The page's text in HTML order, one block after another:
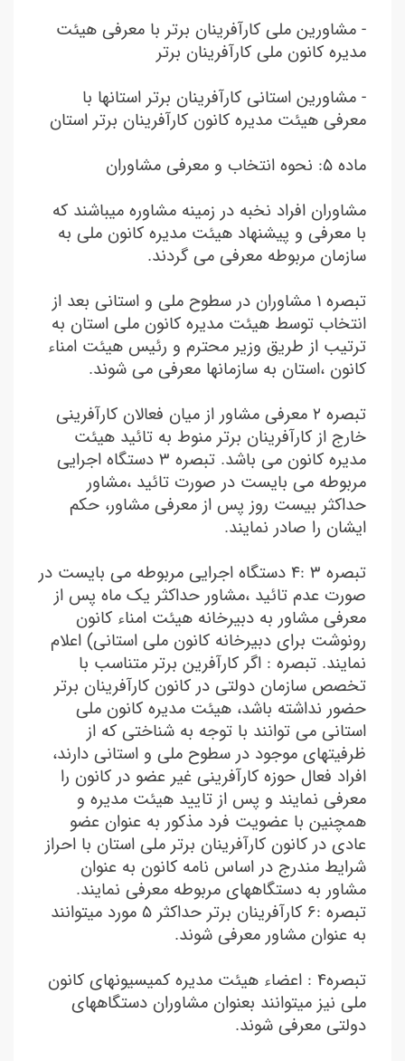
- مشاورین ملی کارآفرینان برتر با معرفی هیئت
مدیره کانون ملی کارآفرینان برتر
- مشاورین استانی کارآفرینان برتر استانها با
معرفی هیئت مدیره کانون کارآفرینان برتر استان
ماده ٥: نحوه انتخاب و معرفی مشاوران
مشاوران افراد نخبه در زمینه مشاوره میباشند که
با معرفی و پیشنهاد هیئت مدیره کانون ملی به
سازمان مربوطه معرفی می گردند.
تبصره ۱ مشاوران در سطوح ملی و استانی بعد از
انتخاب توسط هیئت مدیره کانون ملی استان به
ترتیب از طریق وزیر محترم و رئیس هیئت امناء
کانون ،استان به سازمانها معرفی می شوند.
تبصره ۲ معرفی مشاور از میان فعالان کارآفرینی
خارج از کارآفرینان برتر منوط به تائید هیئت
مدیره کانون می باشد. تبصره ۳ دستگاه اجرایی
مربوطه می بایست در صورت تائید ،مشاور
حداکثر بیست روز پس از معرفی مشاور، حکم
ایشان را صادر نمایند.
تبصره ۳ :٤ دستگاه اجرایی مربوطه می بایست در
صورت عدم تائید ،مشاور حداکثر یک ماه پس از
معرفی مشاور به دبیرخانه هیئت امناء کانون
رونوشت برای دبیرخانه کانون ملی استانی) اعلام
نمایند. تبصره : اگر کارآفرین برتر متناسب با
تخصص سازمان دولتی در کانون کارآفرینان برتر
حضور نداشته باشد، هیئت مدیره کانون ملی
استانی می توانند با توجه به شناختی که از
ظرفیتهای موجود در سطوح ملی و استانی دارند،
افراد فعال حوزه کارآفرینی غیر عضو در کانون را
معرفی نمایند و پس از تایید هیئت مدیره و
همچنین با عضویت فرد مذکور به عنوان عضو
عادی در کانون کارآفرینان برتر ملی استان با احراز
شرایط مندرج در اساس نامه کانون به عنوان
مشاور به دستگاههای مربوطه معرفی نمایند.
تبصره :٦ کارآفرینان برتر حداکثر ۵ مورد میتوانند
به عنوان مشاور معرفی شوند.
تبصره۴ : اعضاء هیئت مدیره کمیسیونهای کانون
ملی نیز میتوانند بعنوان مشاوران دستگاههای
دولتی معرفی شوند.